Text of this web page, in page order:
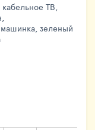
ТВ,
машинка, зеленый